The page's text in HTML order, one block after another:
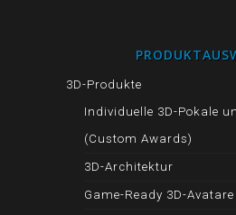
3D-Produkte
Individuelle 3D-Pokale
(Custom Awards)
3D-Architektur
Game-Ready 3D-Avatare